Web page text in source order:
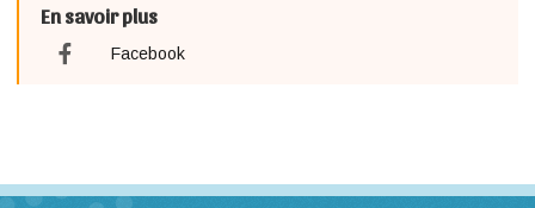
En savoir plus
Facebook